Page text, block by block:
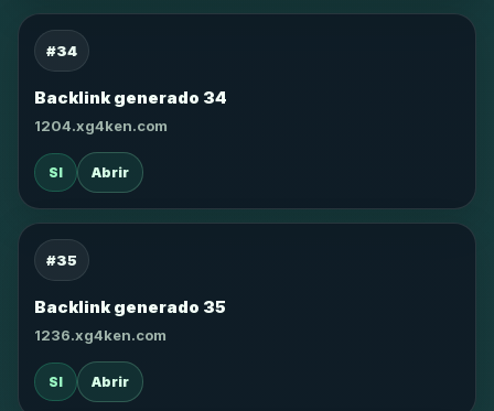
#34
Backlink generado 34
1204.xg4ken.com
SI Abrir
#35
Backlink generado 35
1236.xg4ken.com
SI Abrir